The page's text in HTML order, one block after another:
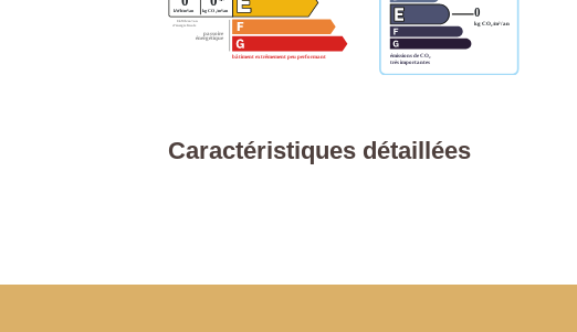
Caractéristiques détaillées